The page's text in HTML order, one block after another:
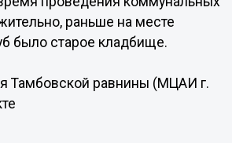
раньше на месте
было старое кладбище.
Тамбовской равнины (МЦАИ г.